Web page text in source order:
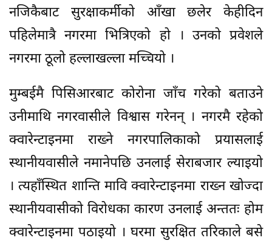
नजिकैबाट सुरक्षाकर्मीको आँखा छलेर केहीदिन
पहिलेमात्रै नगरमा भित्रिएको हो । उनको प्रवेशले
नगरमा ठूलो हल्लाखल्ला मच्चियो ।
मुम्बईमै पिसिआरबाट कोरोना जाँच गरेको बताउने
उनीमाथि नगरवासीले विश्वास गरेनन् । नगरमै रहेको
क्वारेन्टाइनमा राख्ने नगरपालिकाको प्रयासलाई
स्थानीयवासीले नमानेपछि उनलाई सेराबजार ल्याइयो
। त्यहाँस्थित शान्ति मावि क्वारेन्टाइनमा राख्न खोज्दा
स्थानीयवासीको विरोधका कारण उनलाई अन्ततः होम
क्वारेन्टाइनमा पठाइयो । घरमा सुरक्षित तरिकाले बसे